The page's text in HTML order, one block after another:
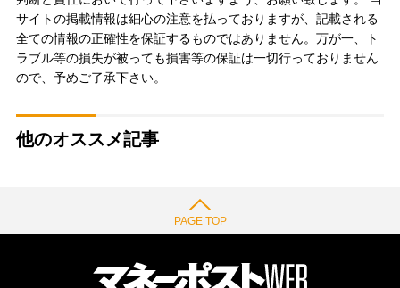
サイトの掲載情報は細心の注意を払っておりますが、記載される
全ての情報の正確性を保証するものではありません。万が一、ト
ラブル等の損失が被っても損害等の保証は一切行っておりません
ので、予めご了承下さい。
他のオススメ記事
PAGE TOP